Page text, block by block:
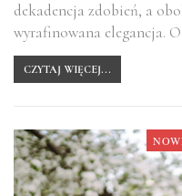
dekadencja zdobień, a
wyrafinowana elegancja.
CZYTAJ WIĘCEJ...